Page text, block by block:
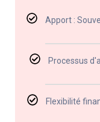
Apport :
Processus
Flexibilité